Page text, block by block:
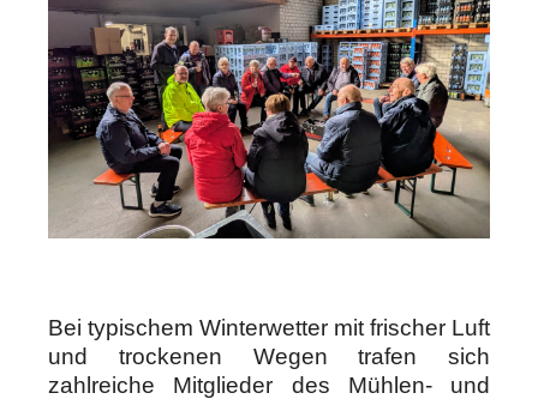
Bei typischem Winterwetter mit frischer Luft
und trockenen Wegen trafen sich
zahlreiche Mitglieder des Mühlen- und